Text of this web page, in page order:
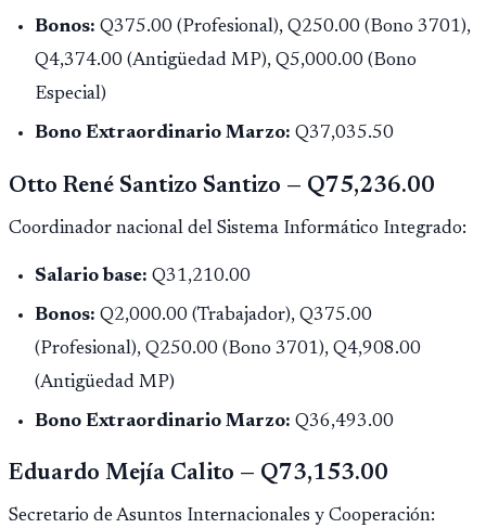
Bonos: Q375.00 (Profesional), Q250.00 (Bono 3701),
Q4,374.00 (Antigüedad MP), Q5,000.00 (Bono
Especial)
Bono Extraordinario Marzo: Q37,035.50
Otto René Santizo Santizo — Q75,236.00
Coordinador nacional del Sistema Informático Integrado:
Salario base: Q31,210.00
Bonos: Q2,000.00 (Trabajador), Q375.00
(Profesional), Q250.00 (Bono 3701), Q4,908.00
(Antigüedad MP)
Bono Extraordinario Marzo: Q36,493.00
Eduardo Mejía Calito — Q73,153.00
Secretario de Asuntos Internacionales y Cooperación: